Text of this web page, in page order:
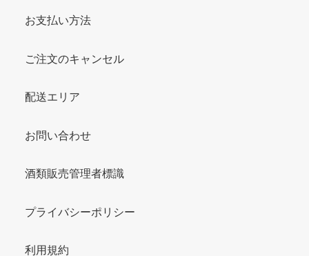
お支払い方法
ご注文のキャンセル
配送エリア
お問い合わせ
酒類販売管理者標識
プライバシーポリシー
利用規約